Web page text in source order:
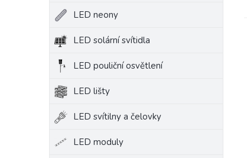
LED neony
LED solární svítidla
LED pouliční osvětlení
LED lišty
LED svítilny a čelovky
LED moduly